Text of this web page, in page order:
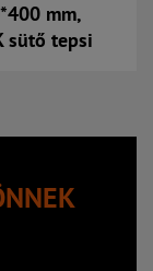
mm,
sütő tepsi